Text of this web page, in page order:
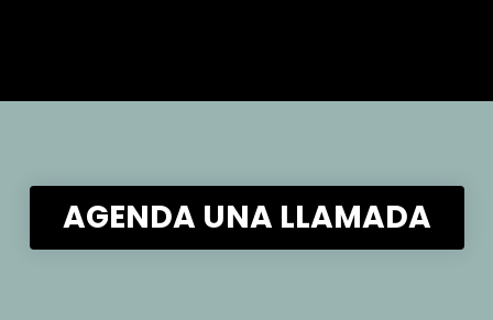
AGENDA UNA LLAMADA